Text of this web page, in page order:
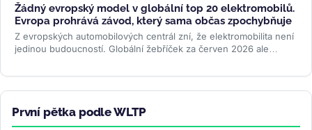
Žádný evropský model v globální top 20 elektromobilů.
Evropa prohrává závod, který sama občas zpochybňuje
Z evropských automobilových centrál zní, že elektromobilita není
jedinou budoucností. Globální žebříček za červen 2026 ale
První pětka podle WLTP